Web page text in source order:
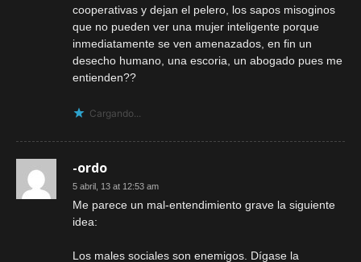
cooperativas y dejan el pelero, los sapos misoginos
que no pueden ver una mujer inteligente porque
inmediatamente se ven amenazados, en fin un
desecho humano, una escoria, un abogado pues me
entienden??
Cargando...
-ordo
5 abril, 13 at 12:53 am
Me parece un mal-entendimiento grave la siguiente
idea:
Los males sociales son enemigos. Dígase la